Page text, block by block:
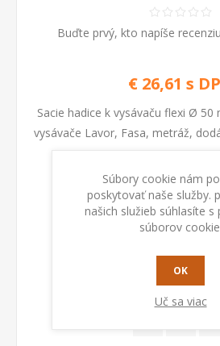
Buďte prvý, kto napíše
€ 26,61 s
Sacie hadice k vysávaču flexi Ø 50
vysávače Lavor, Fasa, metráž,
Kod:
Dostupnosť: Na
PRIDAŤ DO
Súbory cookie nám
poskytovať naše služby.
našich služieb súhlasíte s
súborov
OK
Uč sa viac